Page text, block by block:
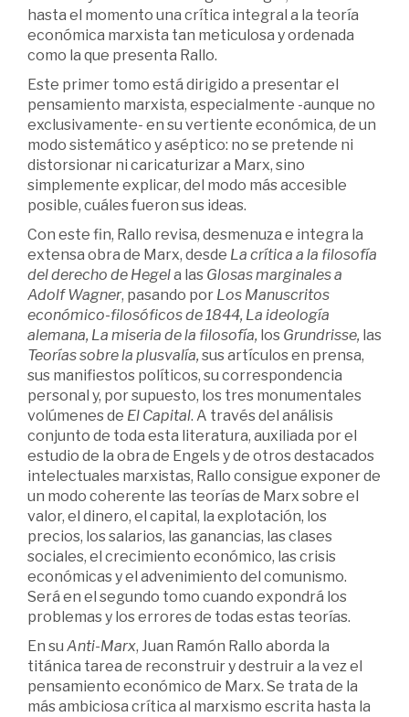
hasta el momento una crítica integral a la teoría
económica marxista tan meticulosa y ordenada
como la que presenta Rallo.
Este primer tomo está dirigido a presentar el
pensamiento marxista, especialmente -aunque no
exclusivamente- en su vertiente económica, de un
modo sistemático y aséptico: no se pretende ni
distorsionar ni caricaturizar a Marx, sino
simplemente explicar, del modo más accesible
posible, cuáles fueron sus ideas.
Con este fin, Rallo revisa, desmenuza e integra la
extensa obra de Marx, desde La crítica a la filosofía
del derecho de Hegela las Glosas marginales a
Adolf Wagner, pasando por Los Manuscritos
económico-filosóficos de 1844, La ideología
alemana, La miseria de la filosofía, los Grundrisse, las
Teorías sobre la plusvalía, sus artículos en prensa,
sus manifiestos políticos, su correspondencia
personal y, por supuesto, los tres monumentales
volúmenes de El Capital. A través del análisis
conjunto de toda esta literatura, auxiliada por el
estudio de la obra de Engels y de otros destacados
intelectuales marxistas, Rallo consigue exponer de
un modo coherente las teorías de Marx sobre el
valor, el dinero, el capital, la explotación, los
precios, los salarios, las ganancias, las clases
sociales, el crecimiento económico, las crisis
económicas y el advenimiento del comunismo.
Será en el segundo tomo cuando expondrá los
problemas y los errores de todas estas teorías.
En su Anti-Marx, Juan Ramón Rallo aborda la
titánica tarea de reconstruir y destruir a la vez el
pensamiento económico de Marx. Se trata de la
más ambiciosa crítica al marxismo escrita hasta la